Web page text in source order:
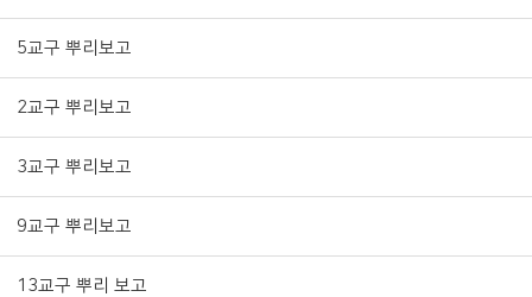
5교구 뿌리보고
2교구 뿌리보고
3교구 뿌리보고
9교구 뿌리보고
13교구 뿌리 보고